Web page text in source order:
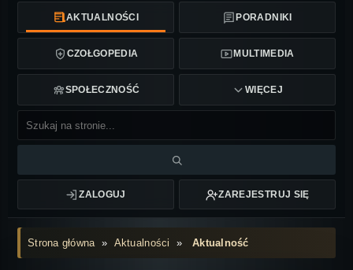
AKTUALNOŚCI PORADNIKI
CZOŁGOPEDIA MULTIMEDIA
SPOŁECZNOŚĆ WIĘCEJ
ZALOGUJ ZAREJESTRUJ SIĘ
Strona główna» Aktualności »Aktualność